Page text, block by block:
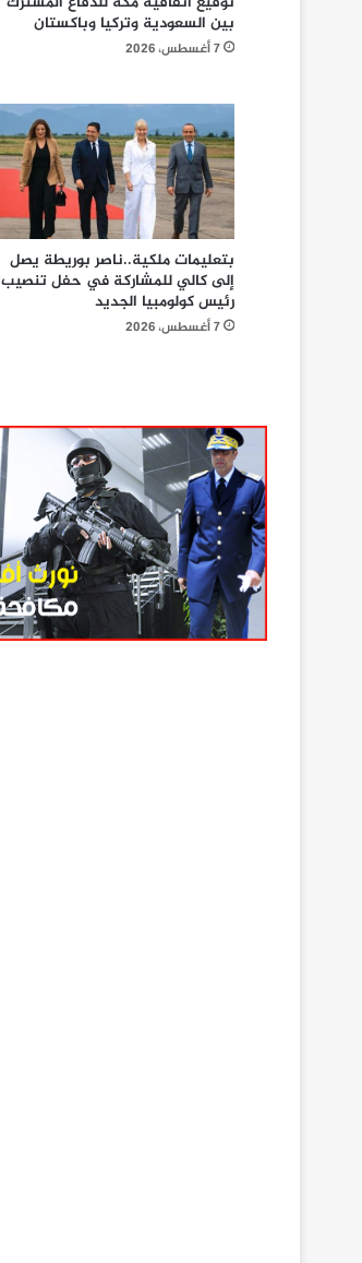
بين السعودية وتركيا وباكستان
7 أغسطس، 2026
بتعليمات ملكية..ناصر بوريطة يصل
إلى كالي للمشاركة في حفل تنصيب
رئيس كولومبيا الجديد
7 أغسطس، 2026